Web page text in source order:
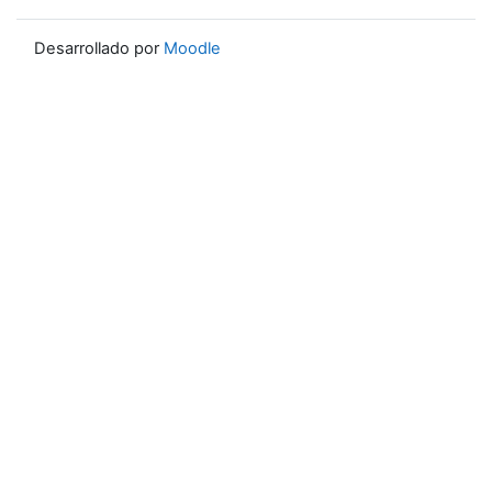
Desarrollado por Moodle